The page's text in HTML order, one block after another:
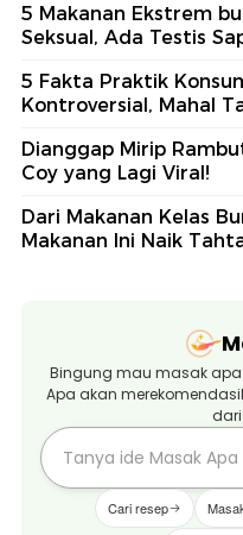
5 Makanan Ekstrem
Seksual, Ada Testis
5 Fakta Praktik
Kontroversial, Mahal
Dianggap Mirip
Coy yang Lagi Viral!
Dari Makanan Kelas
Makanan Ini Naik
Bingung mau masak
Apa akan
dari
Cari resep